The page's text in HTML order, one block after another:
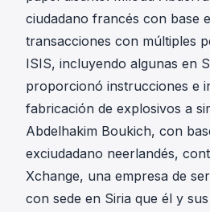
ciudadano francés con base
transacciones con múltiples
ISIS, incluyendo algunas en
proporcionó instrucciones e
fabricación de explosivos a
Abdelhakim Boukich, con
exciudadano neerlandés,
Xchange, una empresa de
con sede en Siria que él y